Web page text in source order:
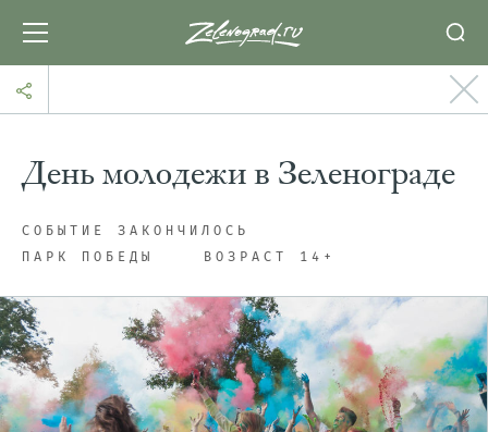
День молодежи в Зеленограде
СОБЫТИЕ ЗАКОНЧИЛОСЬ
ПАРК ПОБЕДЫ
ВОЗРАСТ 14+